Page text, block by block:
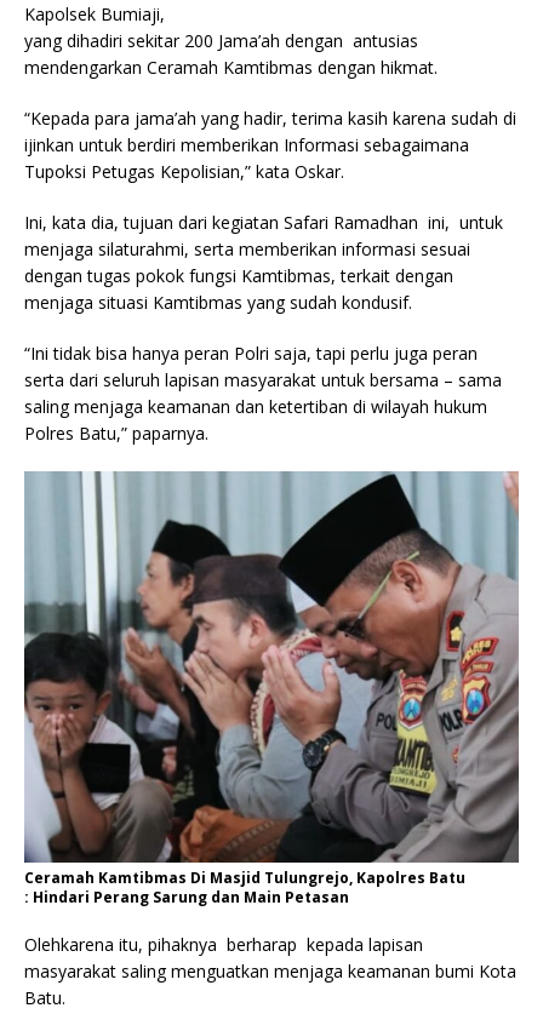
Kapolsek Bumiaji,
yang dihadiri sekitar 200 Jama’ah dengan antusias
mendengarkan Ceramah Kamtibmas dengan hikmat.
“Kepada para jama’ah yang hadir, terima kasih karena sudah di
ijinkan untuk berdiri memberikan Informasi sebagaimana
Tupoksi Petugas Kepolisian,” kata Oskar.
Ini, kata dia, tujuan dari kegiatan Safari Ramadhan ini, untuk
menjaga silaturahmi, serta memberikan informasi sesuai
dengan tugas pokok fungsi Kamtibmas, terkait dengan
menjaga situasi Kamtibmas yang sudah kondusif.
“Ini tidak bisa hanya peran Polri saja, tapi perlu juga peran
serta dari seluruh lapisan masyarakat untuk bersama – sama
saling menjaga keamanan dan ketertiban di wilayah hukum
Polres Batu,” paparnya.
Ceramah Kamtibmas Di Masjid Tulungrejo, Kapolres Batu
: Hindari Perang Sarung dan Main Petasan
Olehkarena itu, pihaknya berharap kepada lapisan
masyarakat saling menguatkan menjaga keamanan bumi Kota
Batu.